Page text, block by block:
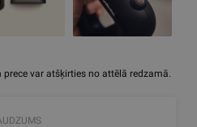
var atšķirties no attēlā redzamā.